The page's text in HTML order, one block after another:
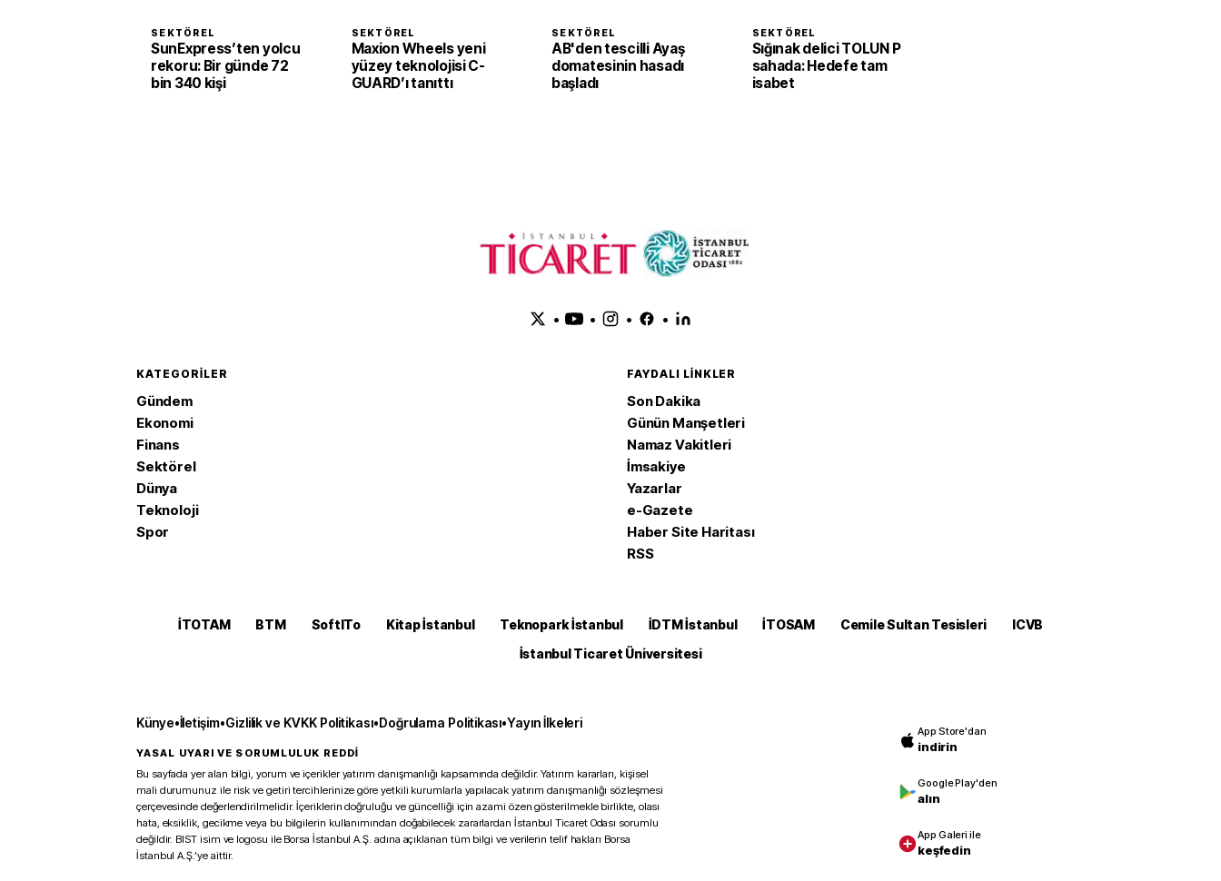
SEKTÖREL
SunExpress’ten yolcu
rekoru: Bir günde 72
bin 340 kişi
SEKTÖREL
Maxion Wheels yeni
yüzey teknolojisi C-
GUARD’ı tanıttı
SEKTÖREL
AB'den tescilli Ayaş
domatesinin hasadı
başladı
SEKTÖREL
Sığınak delici TOLUN P
sahada: Hedefe tam
isabet
• • • •
KATEGORILER
Gündem
Ekonomi
Finans
Sektörel
Dünya
Teknoloji
Spor
FAYDALI LINKLER
Son Dakika
Günün Manşetleri
Namaz Vakitleri
İmsakiye
Yazarlar
e-Gazete
Haber Site Haritası
RSS
İTOTAM BTM SoftITo Kitap İstanbul Teknopark İstanbul İDTM İstanbul İTOSAM Cemile Sultan Tesisleri
ICVB
İstanbul Ticaret Üniversitesi
Künye•İletişim•Gizlilik ve KVKK Politikası•Doğrulama Politikası•Yayın İlkeleri
YASAL UYARI VE SORUMLULUK REDDİ
Bu sayfada yer alan bilgi, yorum ve içerikler yatırım danışmanlığı kapsamında değildir. Yatırım kararları, kişisel
mali durumunuz ile risk ve getiri tercihlerinize göre yetkili kurumlarla yapılacak yatırım danışmanlığı sözleşmesi
çerçevesinde değerlendirilmelidir. İçeriklerin doğruluğu ve güncelliği için azami özen gösterilmekle birlikte, olası
hata, eksiklik, gecikme veya bu bilgilerin kullanımından doğabilecek zararlardan İstanbul Ticaret Odası sorumlu
değildir. BIST isim ve logosu ile Borsa İstanbul A.Ş. adına açıklanan tüm bilgi ve verilerin telif hakları Borsa
İstanbul A.Ş.’ye aittir.
App Store'dan
indirin
Google Play'den
alın
App Galeri ile
keşfedin